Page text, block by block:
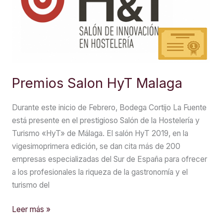
Premios Salon HyT Malaga
Durante este inicio de Febrero, Bodega Cortijo La Fuente
está presente en el prestigioso Salón de la Hostelería y
Turismo «HyT» de Málaga. El salón HyT 2019, en la
vigesimoprimera edición, se dan cita más de 200
empresas especializadas del Sur de España para ofrecer
a los profesionales la riqueza de la gastronomía y el
turismo del
Premios
Leer más »